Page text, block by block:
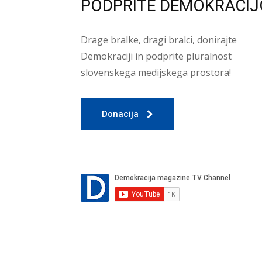
PODPRITE
Drage bralke, dragi bralci, donirajte
Demokraciji in podprite pluralnost
slovenskega medijskega prostora!
Donacija